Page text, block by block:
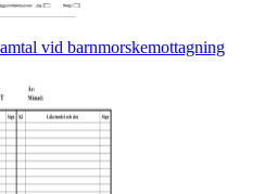
vid barnmorskemottagning